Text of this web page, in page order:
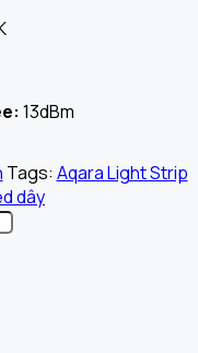
13dBm
Tags: Aqara Light Strip
dây